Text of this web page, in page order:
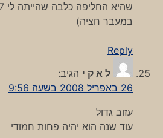
במעבר חציה)
Reply
ל א ק י הגיב:
26 באפריל 2008 בשעה 9:56
עזוב גדול
עוד שנה הוא יהיה פחות חמודי